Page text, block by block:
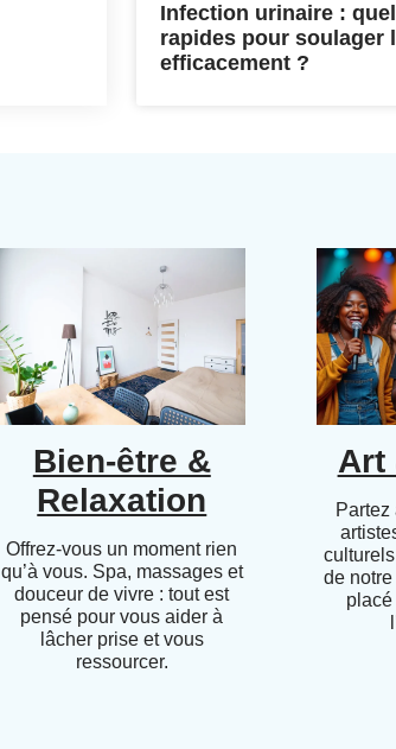
Infection urinaire :
rapides pour soulager
efficacement ?
Bien-être &
Relaxation
Offrez-vous un moment rien
qu’à vous. Spa, massages et
douceur de vivre : tout est
pensé pour vous aider à
lâcher prise et vous
ressourcer.
Art
Partez
de